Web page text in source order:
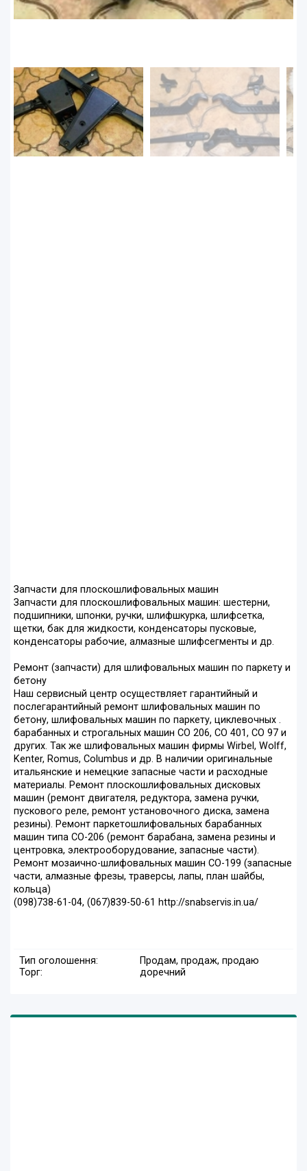
Запчасти для плоскошлифовальных машин
Запчасти для плоскошлифовальных машин: шестерни,
подшипники, шпонки, ручки, шлифшкурка, шлифсетка,
щетки, бак для жидкости, конденсаторы пусковые,
конденсаторы рабочие, алмазные шлифсегменты и др.
Ремонт (запчасти) для шлифовальных машин по паркету и
бетону
Наш сервисный центр осуществляет гарантийный и
послегарантийный ремонт шлифовальных машин по
бетону, шлифовальных машин по паркету, циклевочных .
барабанных и строгальных машин СО 206, СО 401, СО 97 и
других. Так же шлифовальных машин фирмы Wirbel, Wolff,
Kenter, Romus, Columbus и др. В наличии оригинальные
итальянские и немецкие запасные части и расходные
материалы. Ремонт плоскошлифовальных дисковых
машин (ремонт двигателя, редуктора, замена ручки,
пускового реле, ремонт установочного диска, замена
резины). Ремонт паркетошлифовальных барабанных
машин типа СО-206 (ремонт барабана, замена резины и
центровка, электрооборудование, запасные части).
Ремонт мозаично-шлифовальных машин СО-199 (запасные
части, алмазные фрезы, траверсы, лапы, план шайбы,
кольца)
(098)738-61-04, (067)839-50-61 http://snabservis.in.ua/
Тип оголошення:
Продам, продаж, продаю
Торг:
доречний